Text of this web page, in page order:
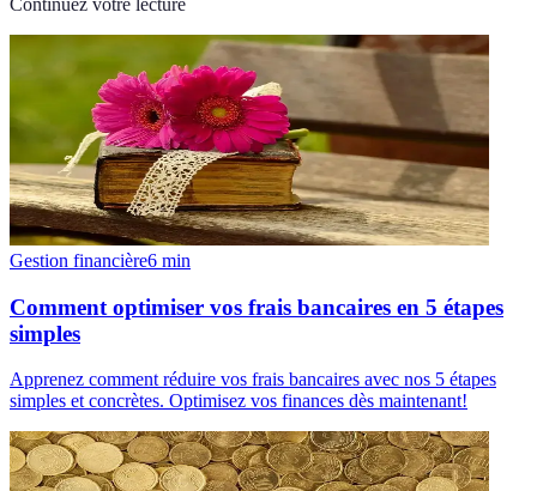
Continuez votre lecture
Gestion financière6 min
Comment optimiser vos frais bancaires en 5 étapes
simples
Apprenez comment réduire vos frais bancaires avec nos 5 étapes
simples et concrètes. Optimisez vos finances dès maintenant!